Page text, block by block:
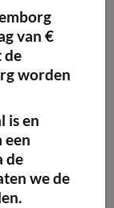
van €
de
worden
is en
een
de
we de